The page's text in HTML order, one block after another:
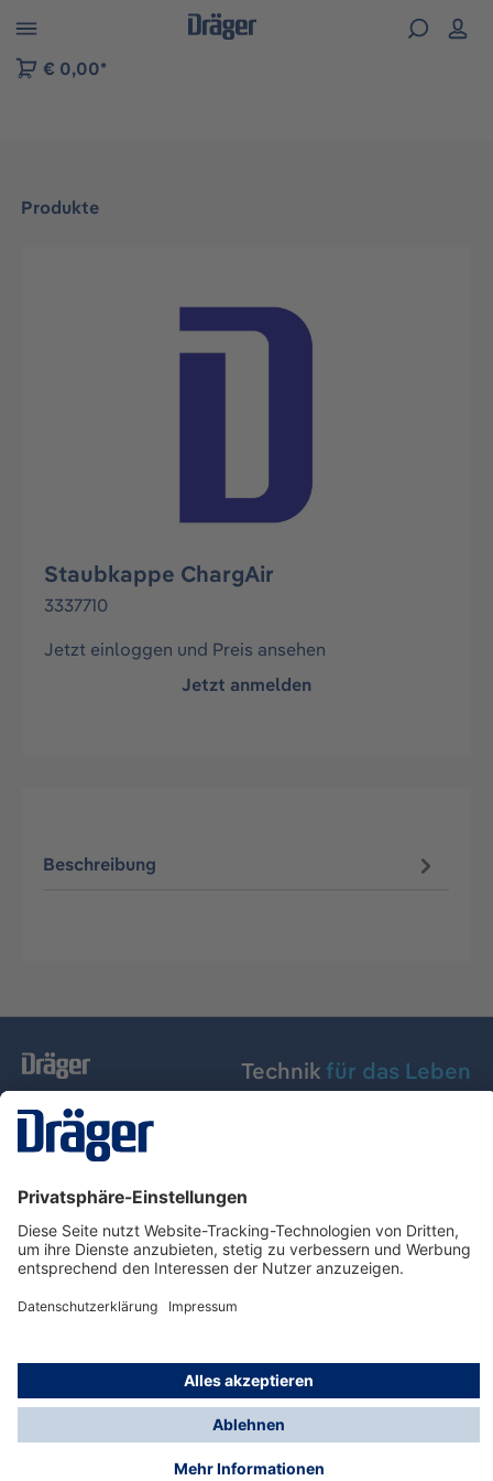
der B2B-Plattform springen
€ 0,00*
Produkte
Bildergalerie überspringen
Staubkappe ChargAir
3337710
Jetzt einloggen und Preis ansehen
Jetzt anmelden
Beschreibung
Technik für das Leben
Dräger Austria GmbH
Über Dräger
Informationen
© Dräger Austria GmbH, 2024
* Alle Preise exkl. gesetzl. Mehrwertsteuer zzgl.
Versandkosten und ggf. Nachnahmegebühren, wenn
nicht anders angegeben.